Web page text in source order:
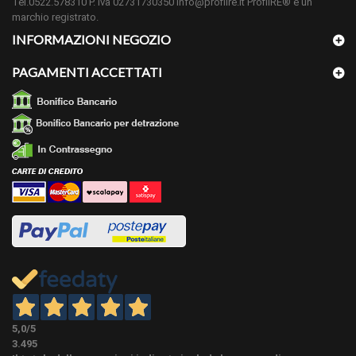
campionatura" e LEGGERE BENE LE NOTE.
POSA
A colla, Il tutto acquistabile nella categoria accessori
abbinati ove presenti.
CONSIGLI
PER LA
POSA:
Per un lavoro a regola d'arte, il taglio degli spigoli e
degli angoli deve avvenire mediante una troncatrice
dell'altezza del materiale. La lama da legno deve
rispetto alla metratura effettivamente misurata,
consigliamo di ordinare circa un 8% in più per lo
CONDIZIONI: NUOVO - aggiornamento 27-06-2026
marchio registrato.
INFORMAZIONI NEGOZIO
PAGAMENTI ACCETTATI
5,0/5
3.495